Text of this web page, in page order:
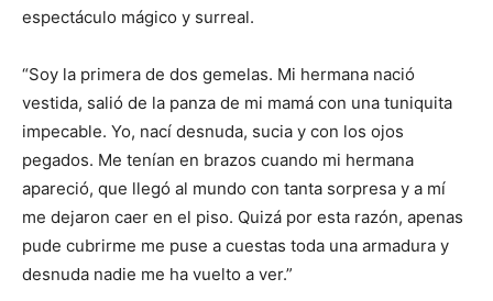
espectáculo mágico y surreal.
“Soy la primera de dos gemelas. Mi hermana nació
vestida, salió de la panza de mi mamá con una tuniquita
impecable. Yo, nací desnuda, sucia y con los ojos
pegados. Me tenían en brazos cuando mi hermana
apareció, que llegó al mundo con tanta sorpresa y a mí
me dejaron caer en el piso. Quizá por esta razón, apenas
pude cubrirme me puse a cuestas toda una armadura y
desnuda nadie me ha vuelto a ver.”